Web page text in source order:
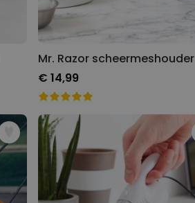
Mr. Razor scheermeshouder
€ 14,99